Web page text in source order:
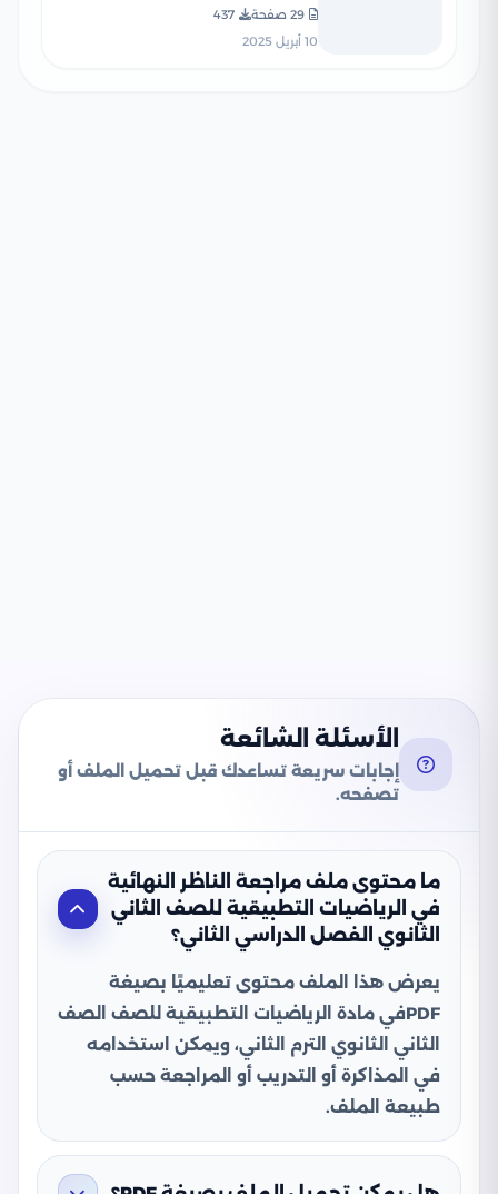
الرسمية
29 صفحة
437
10 أبريل 2025
الأسئلة الشائعة
إجابات سريعة تساعدك قبل تحميل الملف أو
ما محتوى ملف مراجعة الناظر النهائية
في الرياضيات التطبيقية للصف الثاني
يعرض هذا الملف محتوى تعليميًا بصيغة
PDFفي مادة الرياضيات التطبيقية للصف الصف
الثاني الثانوي الترم الثاني، ويمكن استخدامه
في المذاكرة أو التدريب أو المراجعة حسب